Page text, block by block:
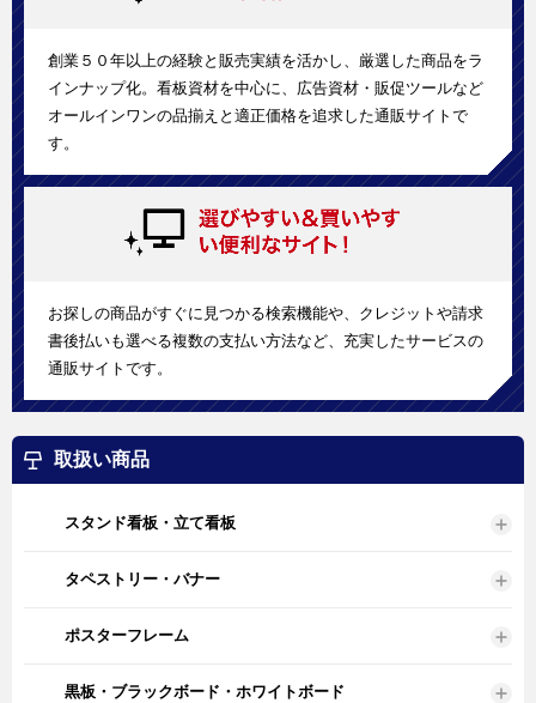
創業５０年以上の経験と販売実績を活かし、厳選した商品をラ
インナップ化。看板資材を中心に、広告資材・販促ツールなど
オールインワンの品揃えと適正価格を追求した通販サイトで
す。
お探しの商品がすぐに見つかる検索機能や、クレジットや請求
書後払いも選べる複数の支払い方法など、充実したサービスの
通販サイトです。
取扱い商品
スタンド看板・立て看板
タペストリー・バナー
ポスターフレーム
黒板・ブラックボード・ホワイトボード